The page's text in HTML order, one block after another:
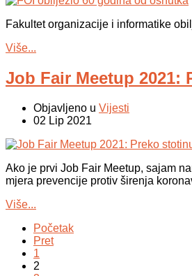
Fakultet organizacije i informatike
Više...
Job Fair Meetup 2021:
Objavljeno u Vijesti
02 Lip 2021
Ako je prvi Job Fair Meetup, sajam
mjera prevencije protiv širenja
Više...
Početak
Pret
1
2